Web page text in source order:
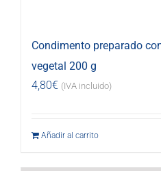
Condimento preparado
vegetal 200 g
4,80€ (IVA incluido)
Añadir al carrito